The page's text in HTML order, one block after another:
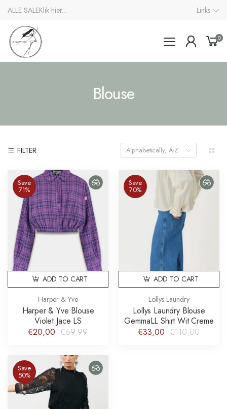
ALLE SALEKlik hier... Links
0
Blouse
FILTER Alphabetically, A-Z
Save
71%
Harper & Yve
Harper & Yve Blouse
Violet Jace LS
€20,00 €69,99
ADD TO CART
Save
70%
Lollys Laundry
Lollys Laundry Blouse
GemmaLL Shirt Wit Creme
€33,00 €110,00
ADD TO CART
Save
50%